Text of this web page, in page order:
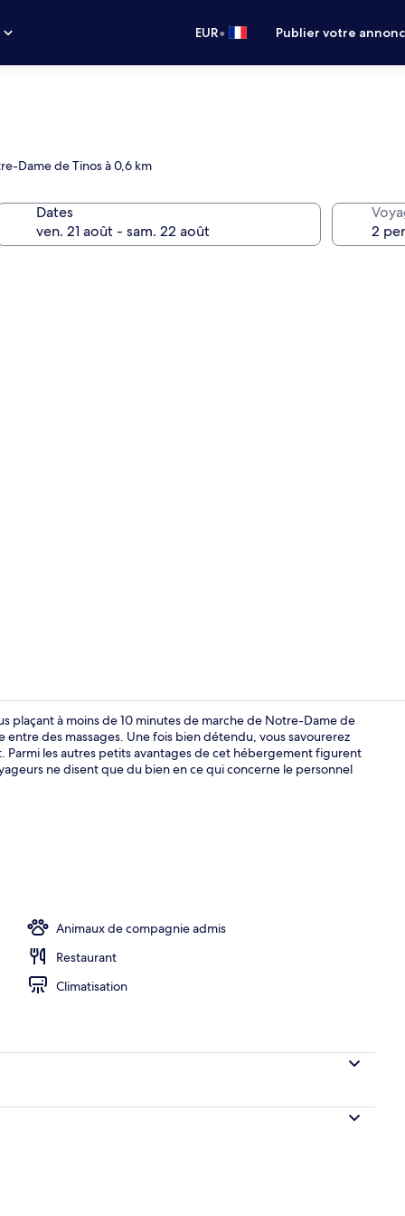
EUR• Publier votre
Dame de Tinos à 0,6 km
Dates
Literie de
plaçant à moins de 10 minutes de marche de Notre-Dame de
des massages. Une fois bien détendu, vous savourerez
les autres petits avantages de cet hébergement figurent
ne disent que du bien en ce qui concerne le personnel
Animaux de compagnie admis
Restaurant
Climatisation